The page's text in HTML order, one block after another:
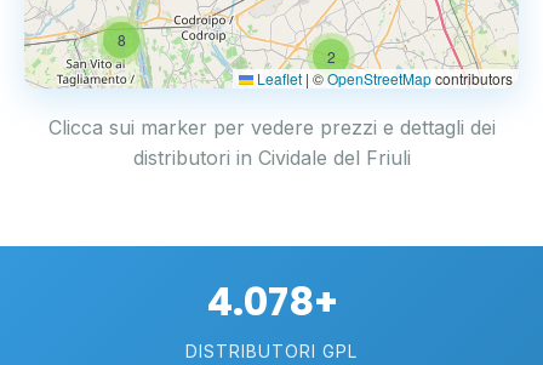
2
8
Leaflet | ©OpenStreetMapcontributors
Clicca sui marker per vedere prezzi e dettagli dei
distributori in Cividale del Friuli
4.078+
DISTRIBUTORI GPL